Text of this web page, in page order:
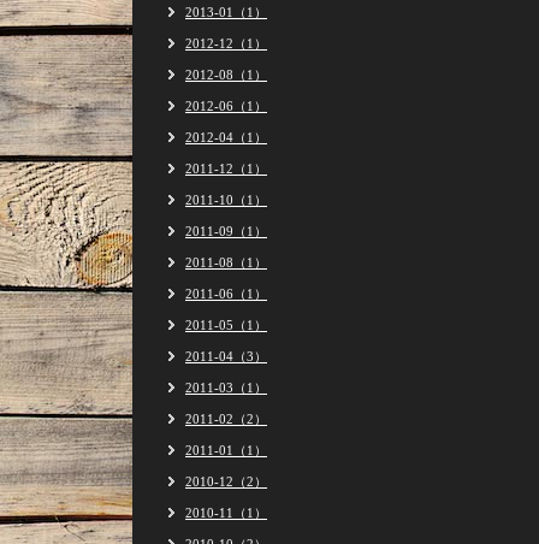
2013-01（1）
2012-12（1）
2012-08（1）
2012-06（1）
2012-04（1）
2011-12（1）
2011-10（1）
2011-09（1）
2011-08（1）
2011-06（1）
2011-05（1）
2011-04（3）
2011-03（1）
2011-02（2）
2011-01（1）
2010-12（2）
2010-11（1）